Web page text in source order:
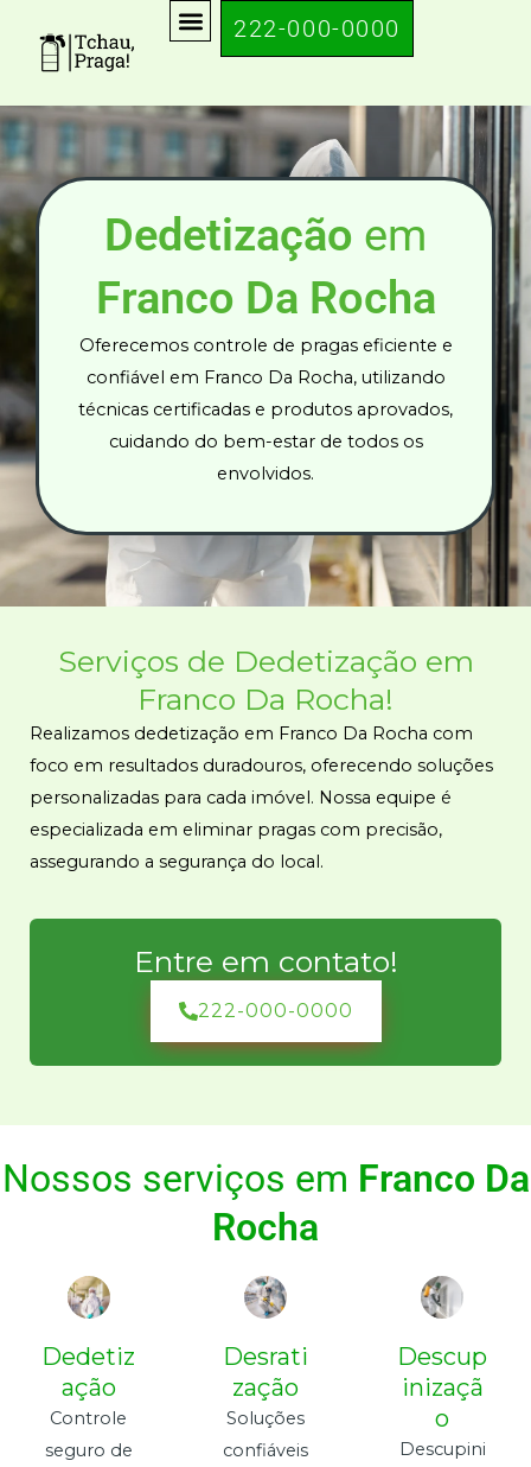
conteúdo
222-000-0000
Dedetização em
Franco Da Rocha
Oferecemos controle de pragas eficiente e
confiável em Franco Da Rocha, utilizando
técnicas certificadas e produtos aprovados,
cuidando do bem-estar de todos os
envolvidos.
Serviços de Dedetização em
Franco Da Rocha!
Realizamos dedetização em Franco Da Rocha com
foco em resultados duradouros, oferecendo soluções
personalizadas para cada imóvel. Nossa equipe é
especializada em eliminar pragas com precisão,
assegurando a segurança do local.
Entre em contato!
222-000-0000
Nossos serviços em Franco Da
Rocha
Dedetiz
ação
Controle
seguro de
Desrati
zação
Soluções
confiáveis
Descup
inizaçã
o
Descupini